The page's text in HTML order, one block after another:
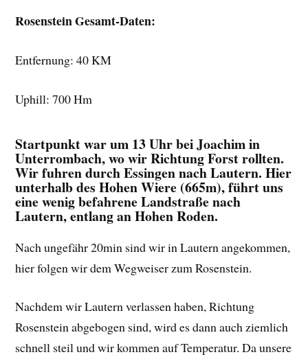
Rosenstein Gesamt-Daten:
Entfernung: 40 KM
Uphill: 700 Hm
Startpunkt war um 13 Uhr bei Joachim in
Unterrombach, wo wir Richtung Forst rollten.
Wir fuhren durch Essingen nach Lautern. Hier
unterhalb des Hohen Wiere (665m), führt uns
eine wenig befahrene Landstraße nach
Lautern, entlang an Hohen Roden.
Nach ungefähr 20min sind wir in Lautern angekommen,
hier folgen wir dem Wegweiser zum Rosenstein.
Nachdem wir Lautern verlassen haben, Richtung
Rosenstein abgebogen sind, wird es dann auch ziemlich
schnell steil und wir kommen auf Temperatur. Da unsere